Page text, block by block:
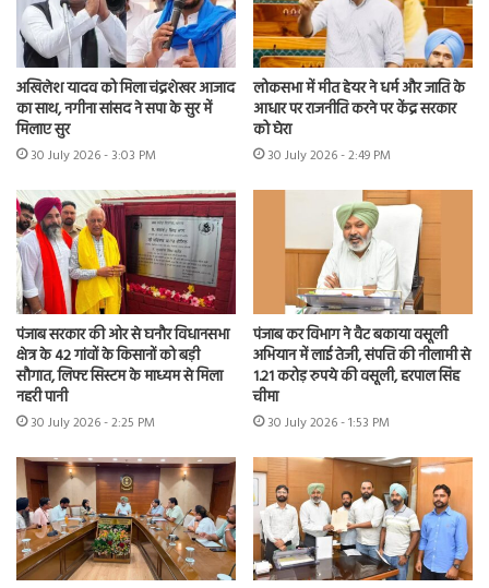
अखिलेश यादव को मिला चंद्रशेखर आजाद
का साथ, नगीना सांसद ने सपा के सुर में
मिलाए सुर
30 July 2026 - 3:03 PM
लोकसभा में मीत हेयर ने धर्म और जाति के
आधार पर राजनीति करने पर केंद्र सरकार
को घेरा
30 July 2026 - 2:49 PM
पंजाब सरकार की ओर से घनौर विधानसभा
क्षेत्र के 42 गांवों के किसानों को बड़ी
सौगात, लिफ्ट सिस्टम के माध्यम से मिला
नहरी पानी
30 July 2026 - 2:25 PM
पंजाब कर विभाग ने वैट बकाया वसूली
अभियान में लाई तेजी, संपत्ति की नीलामी से
1.21 करोड़ रुपये की वसूली, हरपाल सिंह
चीमा
30 July 2026 - 1:53 PM